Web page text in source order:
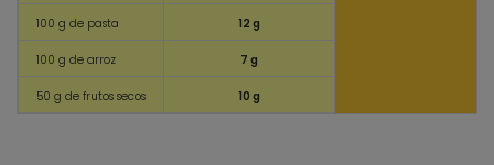
100 g de pasta 12 g
100 g de arroz 7 g
50 g de frutos secos 10 g